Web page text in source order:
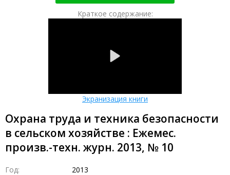
Краткое содержание:
Экранизация книги
Охрана труда и техника безопасности
в сельском хозяйстве : Ежемес.
произв.-техн. журн. 2013, № 10
Год: 2013